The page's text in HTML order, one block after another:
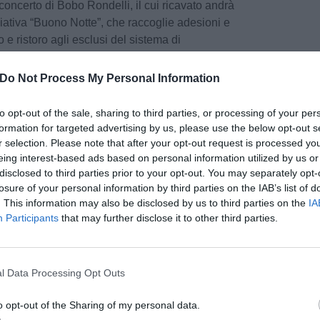
Do Not Process My Personal Information
opt-out of the sale, sharing to third parties, or processing of your
for targeted advertising by us, please use the below opt-out
selection. Please note that after your opt-out request is processed
interest-based ads based on personal information utilized by us
to third parties prior to your opt-out. You may separately
of your personal information by third parties on the IAB’s list of
This information may also be disclosed by us to third parties on the
Participants that may further disclose it to other third parties.
Data Processing Opt Outs
opt-out of the Sharing of my personal data.
di Bobo Rondelli, il cui ricavato andrà
“Buono Notte”, che raccoglie adesioni e
e ristoro agli esclusi del sistema di
Salvini e a chi versa in stato di
spettatori
del concerto all’alba che alle
si sono dati appuntamento alChiostro di San
musica del duo Tanitsufi.
per l’arte contemporanea Luigi Pecci
l’emozionante viaggio di parole diGiuseppe
tutti film Festival”,le città raccontate in
l e letture di libri per
i più piccoli realizzati dalla cooperativa